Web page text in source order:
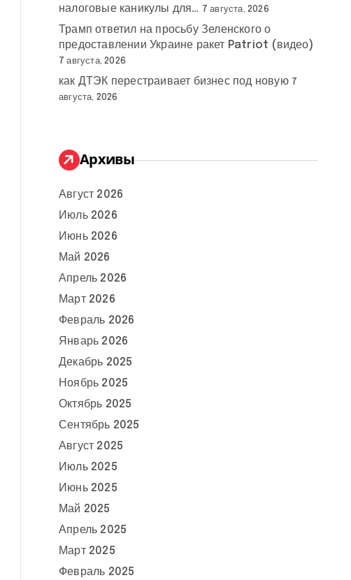
налоговые каникулы для… 7 августа, 2026
Трамп ответил на просьбу Зеленского о
предоставлении Украине ракет Patriot (видео)
7 августа, 2026
как ДТЭК перестраивает бизнес под новую 7
августа, 2026
Архивы
Август 2026
Июль 2026
Июнь 2026
Май 2026
Апрель 2026
Март 2026
Февраль 2026
Январь 2026
Декабрь 2025
Ноябрь 2025
Октябрь 2025
Сентябрь 2025
Август 2025
Июль 2025
Июнь 2025
Май 2025
Апрель 2025
Март 2025
Февраль 2025